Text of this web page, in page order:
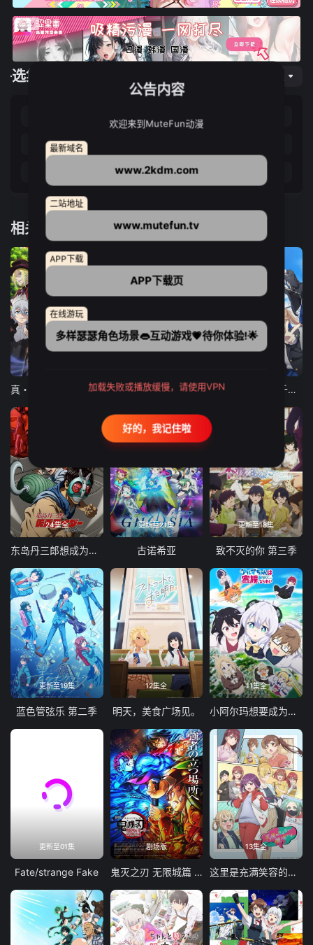
选集播放
第05集
第10集 第11集
相关推荐
真・进化果 实不知不觉踏上胜利的人生 东京猫猫 NEW～♡ 弹珠汽水瓶里的千岁同学
24集全
东岛丹三郎想成为假面骑士
更新至21集
古诺希亚
更新至18集
致不灭的你 第三季
更新至19集
蓝色管弦乐 第二季
12集全
明天，美食广场见。
11集全
小阿尔玛想要成为家人
更新至01集
Fate/strange Fake
剧场版
鬼灭之刃 无限城篇 第一章 猗窝座再袭
13集全
这里是充满笑容的职场。
公告内容
欢迎来到MuteFun动漫
最新域名
www.2kdm.com
二站地址
www.mutefun.tv
APP下载
APP下载页
在线游玩
多样瑟瑟角色场景👄互动游戏💗待你体验!🌟
加载失败或播放缓慢，请使用VPN
好的，我记住啦